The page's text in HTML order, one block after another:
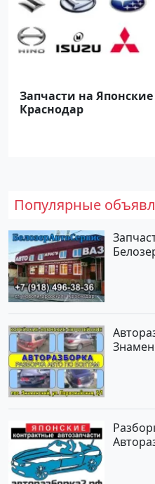
Запчасти на
Краснодар
Популярные